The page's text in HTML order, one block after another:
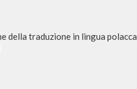
della traduzione in lingua polacca
RECENTI